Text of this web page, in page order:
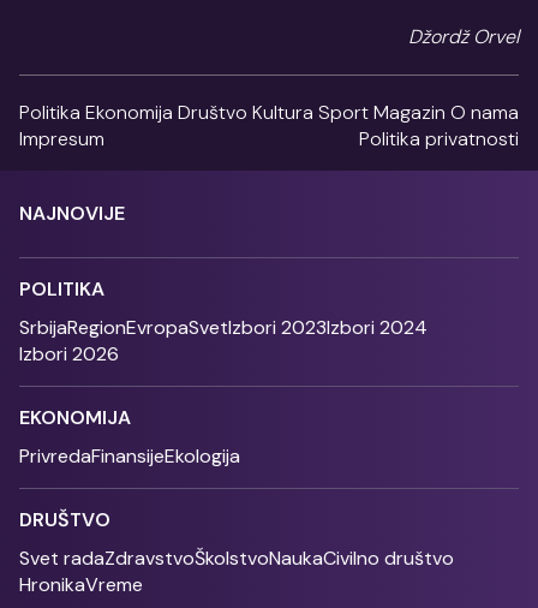
Džordž Orvel
Politika Ekonomija Društvo Kultura SportMagazin O nama
Impresum
Politika privatnosti
NAJNOVIJE
POLITIKA
SrbijaRegionEvropaSvetIzbori 2023Izbori 2024
Izbori 2026
EKONOMIJA
PrivredaFinansijeEkologija
DRUŠTVO
Svet radaZdravstvoŠkolstvoNaukaCivilno društvo
HronikaVreme